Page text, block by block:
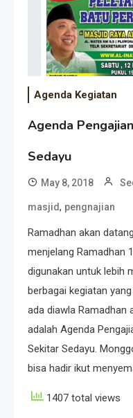
Agenda Kegiatan
Agenda
Sedayu
May 8, 2018
masjid, pengnajian
Ramadhan akan
menjelang Ramadhan
digunakan untuk lebih
berbagai kegiatan
ada diawla Ramadhan
adalah Agenda
Sekitar Sedayu.
bisa hadir ikut
1407 total views